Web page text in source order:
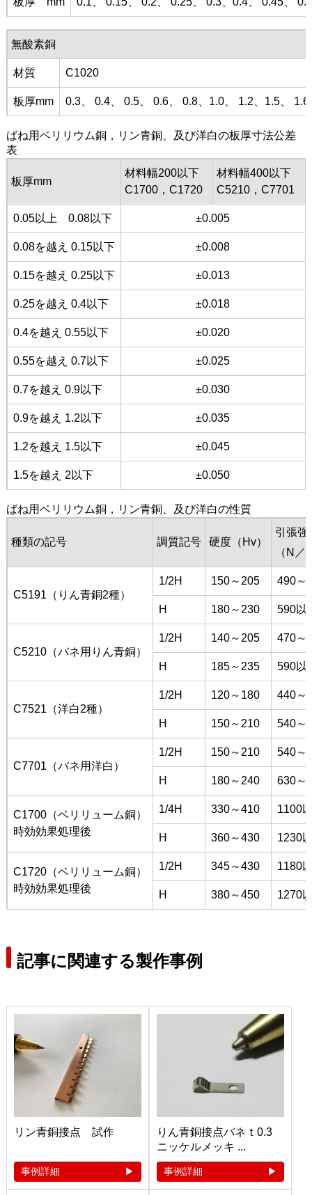
無酸素銅
材質 C1020
板厚mm 0.3、 0.4、 0.5、 0.6、 0.8、1.0、 1.2、1.5、 1.6
ばね用ベリリウム銅，リン青銅、及び洋白の板厚寸法公差
表
板厚mm
材料幅200以下
C1700，C1720
材料幅400以下
C5210，C7701
0.05以上 0.08以下 ±0.005
0.08を越え 0.15以下 ±0.008
0.15を越え 0.25以下 ±0.013
0.25を越え 0.4以下 ±0.018
0.4を越え 0.55以下 ±0.020
0.55を越え 0.7以下 ±0.025
0.7を越え 0.9以下 ±0.030
0.9を越え 1.2以下 ±0.035
1.2を越え 1.5以下 ±0.045
1.5を越え 2以下 ±0.050
ばね用ベリリウム銅，リン青銅、及び洋白の性質
種類の記号 調質記号 硬度（Hv）
引張強
（N／
C5191（りん青銅2種）
1/2H 150～205 490～
H 180～230 590以
C5210（バネ用りん青銅）
1/2H 140～205 470～
H 185～235 590以
C7521（洋白2種）
1/2H 120～180 440～
H 150～210 540～
C7701（バネ用洋白）
1/2H 150～210 540～
H 180～240 630～
C1700（ベリリューム銅）
時効効果処理後
1/4H 330～410 1100
H 360～430 1230
C1720（ベリリューム銅）
時効効果処理後
1/2H 345～430 1180
H 380～450 1270
記事に関連する製作事例
リン青銅接点 試作
事例詳細
りん青銅接点バネｔ0.3
ニッケルメッキ ...
事例詳細